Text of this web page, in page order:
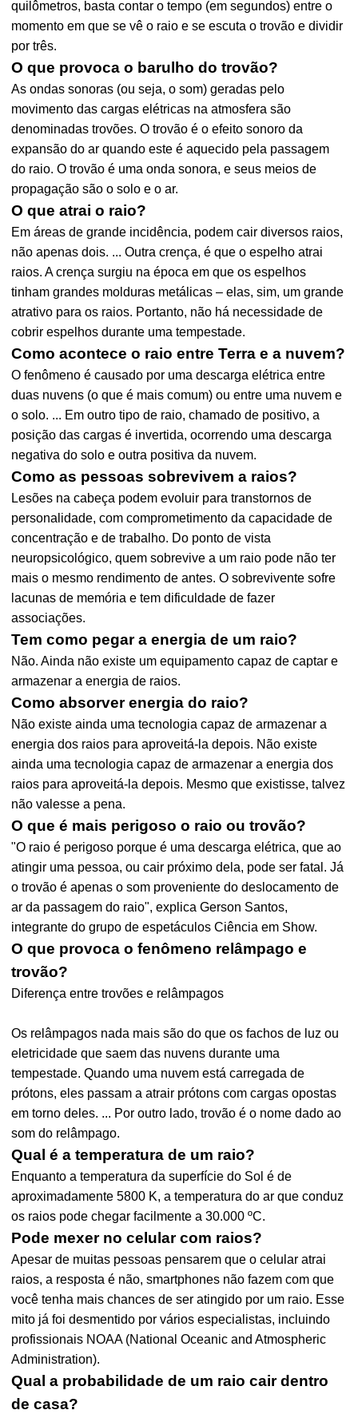
quilômetros, basta contar o tempo (em segundos) entre o
momento em que se vê o raio e se escuta o trovão e dividir
por três.
O que provoca o barulho do trovão?
As ondas sonoras (ou seja, o som) geradas pelo
movimento das cargas elétricas na atmosfera são
denominadas trovões. O trovão é o efeito sonoro da
expansão do ar quando este é aquecido pela passagem
do raio. O trovão é uma onda sonora, e seus meios de
propagação são o solo e o ar.
O que atrai o raio?
Em áreas de grande incidência, podem cair diversos raios,
não apenas dois. ... Outra crença, é que o espelho atrai
raios. A crença surgiu na época em que os espelhos
tinham grandes molduras metálicas – elas, sim, um grande
atrativo para os raios. Portanto, não há necessidade de
cobrir espelhos durante uma tempestade.
Como acontece o raio entre Terra e a nuvem?
O fenômeno é causado por uma descarga elétrica entre
duas nuvens (o que é mais comum) ou entre uma nuvem e
o solo. ... Em outro tipo de raio, chamado de positivo, a
posição das cargas é invertida, ocorrendo uma descarga
negativa do solo e outra positiva da nuvem.
Como as pessoas sobrevivem a raios?
Lesões na cabeça podem evoluir para transtornos de
personalidade, com comprometimento da capacidade de
concentração e de trabalho. Do ponto de vista
neuropsicológico, quem sobrevive a um raio pode não ter
mais o mesmo rendimento de antes. O sobrevivente sofre
lacunas de memória e tem dificuldade de fazer
associações.
Tem como pegar a energia de um raio?
Não. Ainda não existe um equipamento capaz de captar e
armazenar a energia de raios.
Como absorver energia do raio?
Não existe ainda uma tecnologia capaz de armazenar a
energia dos raios para aproveitá-la depois. Não existe
ainda uma tecnologia capaz de armazenar a energia dos
raios para aproveitá-la depois. Mesmo que existisse, talvez
não valesse a pena.
O que é mais perigoso o raio ou trovão?
"O raio é perigoso porque é uma descarga elétrica, que ao
atingir uma pessoa, ou cair próximo dela, pode ser fatal. Já
o trovão é apenas o som proveniente do deslocamento de
ar da passagem do raio", explica Gerson Santos,
integrante do grupo de espetáculos Ciência em Show.
O que provoca o fenômeno relâmpago e
trovão?
Diferença entre trovões e relâmpagos
Os relâmpagos nada mais são do que os fachos de luz ou
eletricidade que saem das nuvens durante uma
tempestade. Quando uma nuvem está carregada de
prótons, eles passam a atrair prótons com cargas opostas
em torno deles. ... Por outro lado, trovão é o nome dado ao
som do relâmpago.
Qual é a temperatura de um raio?
Enquanto a temperatura da superfície do Sol é de
aproximadamente 5800 K, a temperatura do ar que conduz
os raios pode chegar facilmente a 30.000 ºC.
Pode mexer no celular com raios?
Apesar de muitas pessoas pensarem que o celular atrai
raios, a resposta é não, smartphones não fazem com que
você tenha mais chances de ser atingido por um raio. Esse
mito já foi desmentido por vários especialistas, incluindo
profissionais NOAA (National Oceanic and Atmospheric
Administration).
Qual a probabilidade de um raio cair dentro
de casa?